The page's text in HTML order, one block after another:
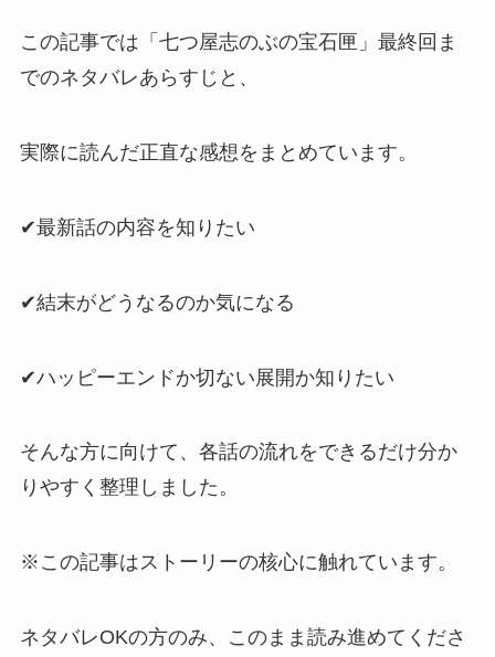
この記事では「七つ屋志のぶの宝石匣」最終回ま
でのネタバレあらすじと、
実際に読んだ正直な感想をまとめています。
✔最新話の内容を知りたい
✔結末がどうなるのか気になる
✔ハッピーエンドか切ない展開か知りたい
そんな方に向けて、各話の流れをできるだけ分か
りやすく整理しました。
※この記事はストーリーの核心に触れています。
ネタバレOKの方のみ、このまま読み進めてくださ